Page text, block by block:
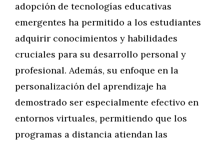
adopción de tecnologías educativas
emergentes ha permitido a los estudiantes
adquirir conocimientos y habilidades
cruciales para su desarrollo personal y
profesional. Además, su enfoque en la
personalización del aprendizaje ha
demostrado ser especialmente efectivo en
entornos virtuales, permitiendo que los
programas a distancia atiendan las